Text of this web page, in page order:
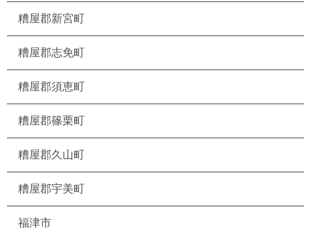
糟屋郡新宮町
糟屋郡志免町
糟屋郡須恵町
糟屋郡篠栗町
糟屋郡久山町
糟屋郡宇美町
福津市